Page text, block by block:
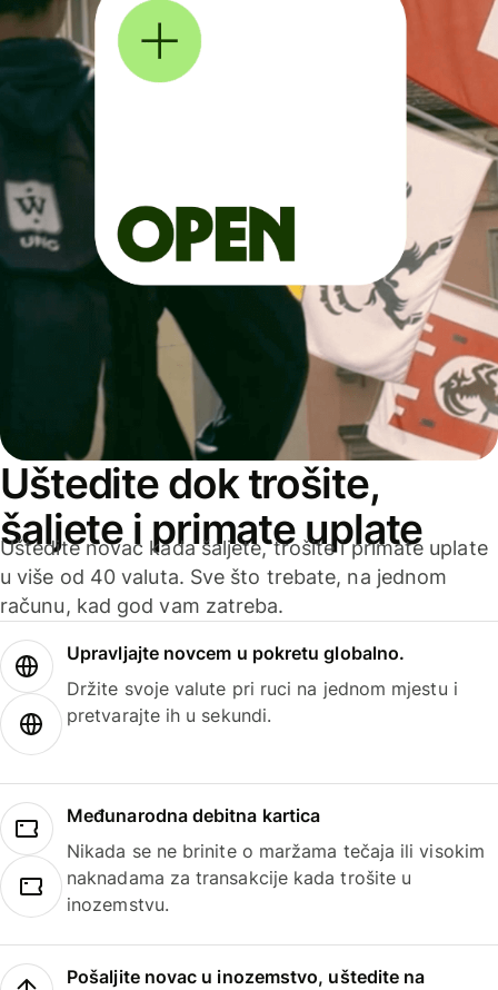
Uštedite dok trošite,
šaljete i primate uplate
Uštedite novac kada šaljete, trošite i primate uplate
u više od 40 valuta. Sve što trebate, na jednom
računu, kad god vam zatreba.
Upravljajte novcem u pokretu globalno.
Držite svoje valute pri ruci na jednom mjestu i
pretvarajte ih u sekundi.
Međunarodna debitna kartica
Nikada se ne brinite o maržama tečaja ili visokim
naknadama za transakcije kada trošite u
inozemstvu.
Pošaljite novac u inozemstvo, uštedite na